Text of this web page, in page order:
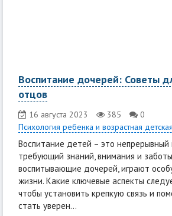
Воспитание дочерей: Советы
отцов
16 августа 2023 385
0
Психология ребенка и возрастная
Воспитание детей – это непрерывный
требующий знаний, внимания и
воспитывающие дочерей, играют
жизни. Какие ключевые аспекты
чтобы установить крепкую связь и
стать уверен...